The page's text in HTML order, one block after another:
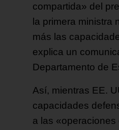
compartida» del
la primera ministra
más las
explica un
Departamento de
Así, mientras EE.
capacidades
a las